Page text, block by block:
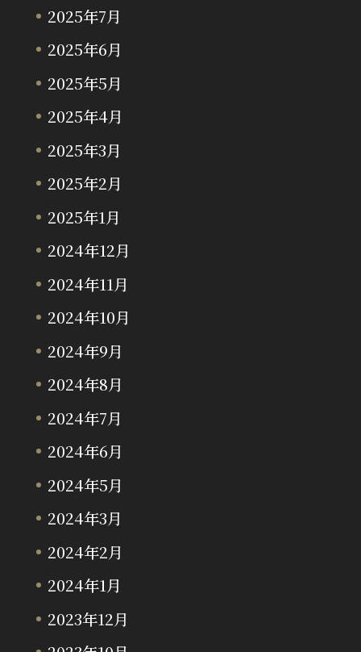
2025年7月
2025年6月
2025年5月
2025年4月
2025年3月
2025年2月
2025年1月
2024年12月
2024年11月
2024年10月
2024年9月
2024年8月
2024年7月
2024年6月
2024年5月
2024年3月
2024年2月
2024年1月
2023年12月